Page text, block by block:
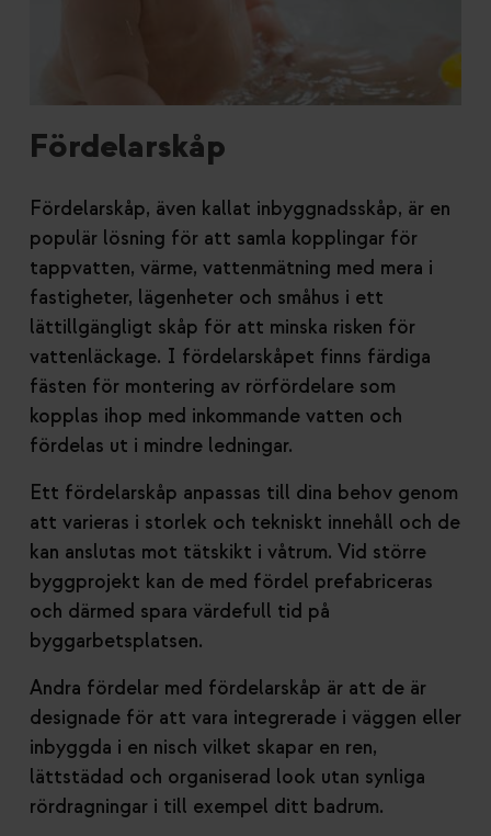
Fördelarskåp
Fördelarskåp, även kallat inbyggnadsskåp, är en
populär lösning för att samla kopplingar för
tappvatten, värme, vattenmätning med mera i
fastigheter, lägenheter och småhus i ett
lättillgängligt skåp för att minska risken för
vattenläckage. I fördelarskåpet finns färdiga
fästen för montering av rörfördelare som
kopplas ihop med inkommande vatten och
fördelas ut i mindre ledningar.
Ett fördelarskåp anpassas till dina behov genom
att varieras i storlek och tekniskt innehåll och de
kan anslutas mot tätskikt i våtrum. Vid större
byggprojekt kan de med fördel prefabriceras
och därmed spara värdefull tid på
byggarbetsplatsen.
Andra fördelar med fördelarskåp är att de är
designade för att vara integrerade i väggen eller
inbyggda i en nisch vilket skapar en ren,
lättstädad och organiserad look utan synliga
rördragningar i till exempel ditt badrum.